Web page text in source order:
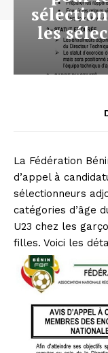
les
La Fédération
d’appel à
sélectionneurs
catégories d’âge
U23 chez les
filles. Voici les